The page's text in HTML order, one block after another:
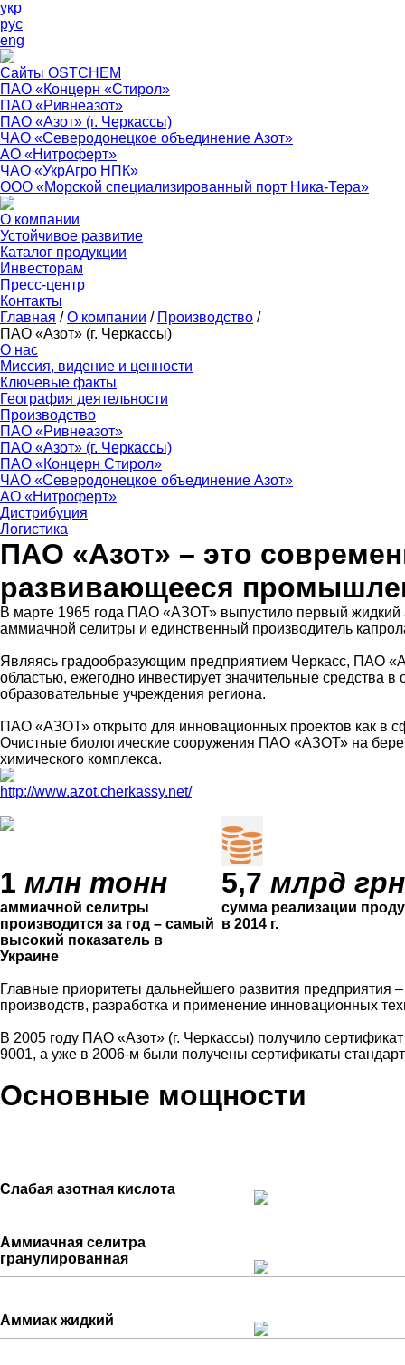
укр
рус
eng
Сайты OSTCHEM
ПАО «Концерн «Стирол»
ПАО «Ривнеазот»
ПАО «Азот» (г. Черкассы)
ЧАО «Северодонецкое объединение Азот»
АО «Нитроферт»
ЧАО «УкрАгро НПК»
ООО «Морской специализированный порт Ника-Тера»
О компании
Устойчивое развитие
Каталог продукции
Инвесторам
Пресс-центр
Контакты
Главная / О компании / Производство /
ПАО «Азот» (г. Черкассы)
О нас
Миссия, видение и ценности
Ключевые факты
География деятельности
Производство
ПАО «Ривнеазот»
ПАО «Азот» (г. Черкассы)
ПАО «Концерн Стирол»
ЧАО «Северодонецкое объединение Азот»
АО «Нитроферт»
Дистрибуция
Логистика
ПАО «Азот» – это
развивающееся
В марте 1965 года ПАО «АЗОТ» выпустило первый жидкий
аммиачной селитры и единственный производитель
Являясь градообразующим предприятием Черкасс, ПАО
областью, ежегодно инвестирует значительные средства
образовательные учреждения региона.
ПАО «АЗОТ» открыто для инновационных проектов как в
Очистные биологические сооружения ПАО «АЗОТ» на
химического комплекса.
http://www.azot.cherkassy.net/
1 млн тонн
аммиачной селитры
производится за год – самый
высокий показатель в
Украине
5,7 млрд
сумма реализации
в 2014 г.
Главные приоритеты дальнейшего развития предприятия
производств, разработка и применение инновационных
В 2005 году ПАО «Азот» (г. Черкассы) получило
9001, а уже в 2006-м были получены сертификаты
Основные мощности
Слабая азотная кислота
Аммиачная селитра
гранулированная
Аммиак жидкий